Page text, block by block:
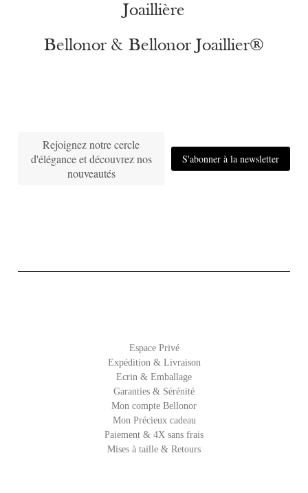
Joaillière
Bellonor & Bellonor Joaillier®
Rejoignez notre cercle
d'élégance et découvrez nos
nouveautés
S'abonner à la newsletter
Espace Privé
Expédition & Livraison
Ecrin & Emballage
Garanties & Sérénité
Mon compte Bellonor
Mon Précieux cadeau
Paiement & 4X sans frais
Mises à taille & Retours